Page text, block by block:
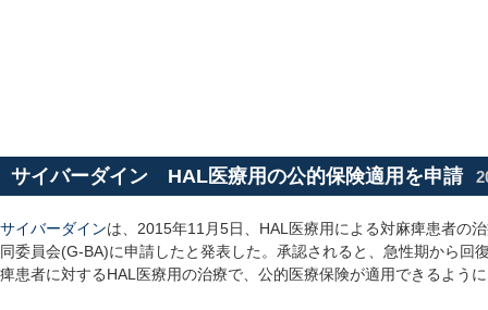
サイバーダイン HAL医療用の公的保険適用を申請
サイバーダインは、2015年11月5日、HAL医療用による対麻痺患者の
同委員会(G-BA)に申請したと発表した。承認されると、急性期から回
痺患者に対するHAL医療用の治療で、公的医療保険が適用できるよう